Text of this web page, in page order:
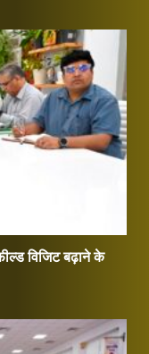
विजिट बढ़ाने के